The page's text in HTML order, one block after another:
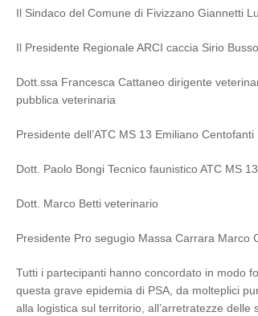
Il Sindaco del Comune di Fivizzano Giannetti
Il Presidente Regionale ARCI caccia Sirio
Dott.ssa Francesca Cattaneo dirigente
pubblica veterinaria
Presidente dell’ATC MS 13 Emiliano Centofanti
Dott. Paolo Bongi Tecnico faunistico ATC MS 13
Dott. Marco Betti veterinario
Presidente Pro segugio Massa Carrara Marco
Tutti i partecipanti hanno concordato in modo
questa grave epidemia di PSA, da molteplici
alla logistica sul territorio, all’arretratezze